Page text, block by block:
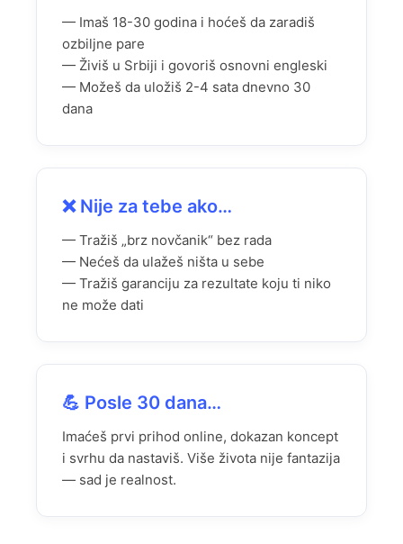
— Imaš 18-30 godina i hoćeš da zaradiš
ozbiljne pare
— Živiš u Srbiji i govoriš osnovni engleski
— Možeš da uložiš 2-4 sata dnevno 30
dana
❌ Nije za tebe ako…
— Tražiš „brz novčanik“ bez rada
— Nećeš da ulažeš ništa u sebe
— Tražiš garanciju za rezultate koju ti niko
ne može dati
💪 Posle 30 dana…
Imaćeš prvi prihod online, dokazan koncept
i svrhu da nastaviš. Više života nije fantazija
— sad je realnost.